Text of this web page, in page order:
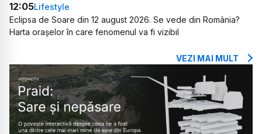
12:05Lifestyle
Eclipsa de Soare din 12 august 2026. Se vede din România?
Harta orașelor în care fenomenul va fi vizibil
VEZI MAI MULT